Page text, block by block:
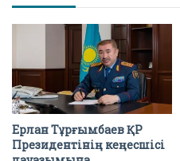
Ерлан Тұрғымбаев ҚР
Президентінің кеңесшісі